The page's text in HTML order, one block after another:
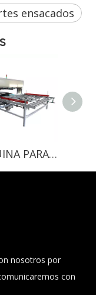
ensacados
MÁQUINA PARA CUBRIR COLCHONES
nosotros por
con